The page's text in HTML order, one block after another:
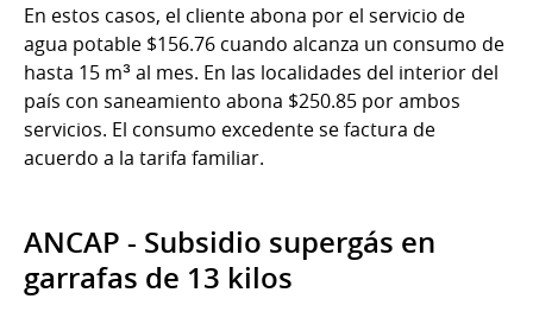
En estos casos, el cliente abona por el servicio de
agua potable $156.76 cuando alcanza un consumo de
hasta 15 m³ al mes. En las localidades del interior del
país con saneamiento abona $250.85 por ambos
servicios. El consumo excedente se factura de
acuerdo a la tarifa familiar.
ANCAP - Subsidio supergás en
garrafas de 13 kilos